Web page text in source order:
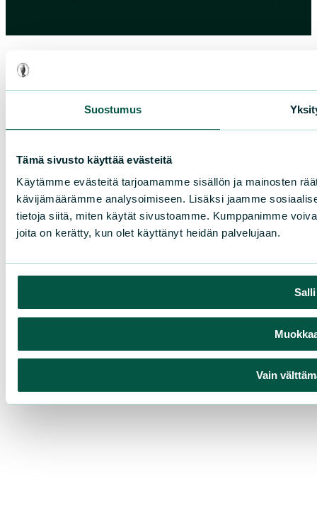
Suostumus
Tämä sivusto käyttää evästeitä
Käytämme evästeitä tarjoamamme sisällön ja mainosten
kävijämäärämme analysoimiseen. Lisäksi jaamme
tietoja siitä, miten käytät sivustoamme. Kumppanimme
joita on kerätty, kun olet käyttänyt heidän palvelujaan.
Vain